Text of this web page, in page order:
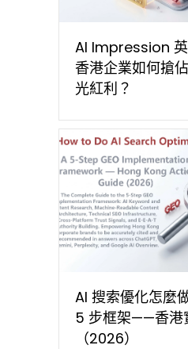
AI Impression 英
香港企業如何搶
光紅利？
AI 搜索優化怎麼
5 步框架——香港
（2026）